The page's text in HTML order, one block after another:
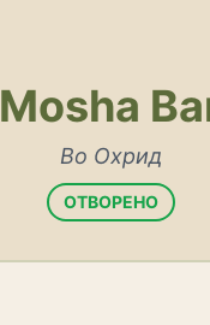
Mosha
Во Охрид
ОТВОРЕНО